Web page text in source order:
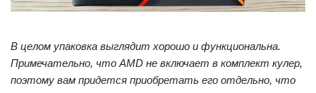
В целом упаковка выглядит хорошо и функциональна.
Примечательно, что AMD не включает в комплект кулер,
поэтому вам придется приобретать его отдельно, что